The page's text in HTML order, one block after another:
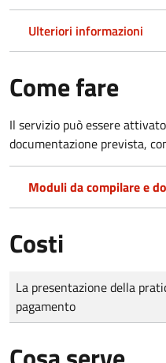
Ulteriori informazioni
Come fare
Il servizio può essere
documentazione prevista,
Moduli da compilare e
Costi
Tipo di pagamento
Importo
La presentazione della
pagamento